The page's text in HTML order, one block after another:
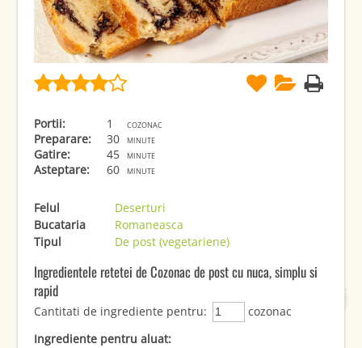
Portii: 1 cozonac
Preparare: 30 minute
Gatire: 45 minute
Asteptare: 60 minute
Felul
Deserturi
Bucataria
Romaneasca
Tipul
De post (vegetariene)
Ingredientele retetei de Cozonac de post cu nuca, simplu si
rapid
Cantitati de ingrediente pentru:
cozonac
Ingrediente pentru aluat: